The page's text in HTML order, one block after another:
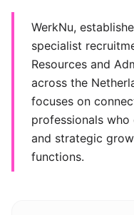
WerkNu,
specialist
Resources and
across the
focuses on
professionals
and strategic
functions.